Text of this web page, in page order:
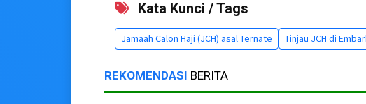
Kata Kunci / Tags
Jamaah Calon Haji (JCH) asal Ternate Tinjau JCH di
REKOMENDASI BERITA